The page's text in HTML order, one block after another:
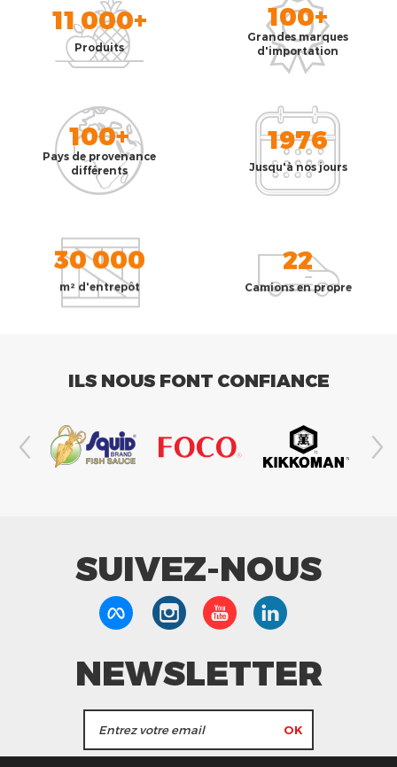
11 000+
Produits
100+
Grandes marques
d'importation
100+
Pays de provenance
différents
1976
Jusqu'à nos jours
30 000
m² d'entrepôt
22
Camions en propre
ILS NOUS FONT CONFIANCE
SUIVEZ-NOUS
NEWSLETTER